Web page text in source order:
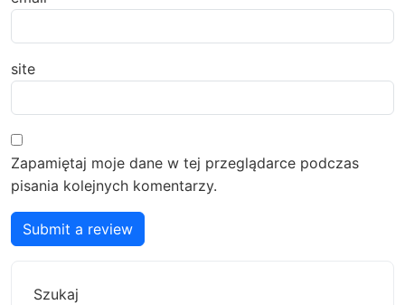
site
Zapamiętaj moje dane w tej przeglądarce podczas
pisania kolejnych komentarzy.
Submit a review
Szukaj